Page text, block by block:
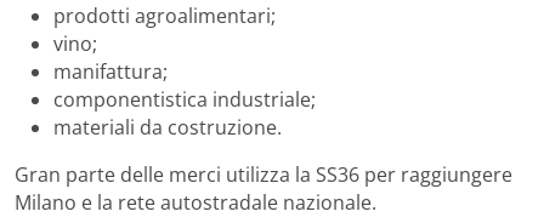
prodotti agroalimentari;
vino;
manifattura;
componentistica industriale;
materiali da costruzione.
Gran parte delle merci utilizza la SS36 per raggiungere
Milano e la rete autostradale nazionale.